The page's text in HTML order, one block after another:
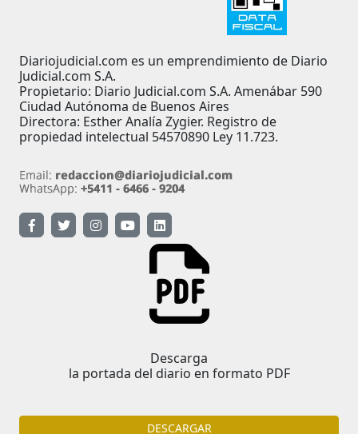
Diariojudicial.com es un emprendimiento de Diario
Judicial.com S.A.
Propietario: Diario Judicial.com S.A. Amenábar 590
Ciudad Autónoma de Buenos Aires
Directora: Esther Analía Zygier. Registro de
propiedad intelectual 54570890 Ley 11.723.
Descarga
la portada del diario en formato PDF
DESCARGAR